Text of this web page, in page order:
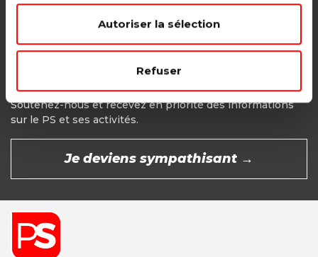
Autoriser la sélection
Refuser
CHOISIR →
Soutenez-nous et recevez en priorité des informations
sur le PS et ses activités.
Je deviens sympathisant →